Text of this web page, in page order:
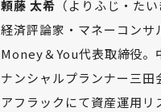
頼藤 太希 （よりふじ・たい
経済評論家・マネーコンサ
Money＆You代表取締役。
ナンシャルプランナー三田
アフラックにて資産運用